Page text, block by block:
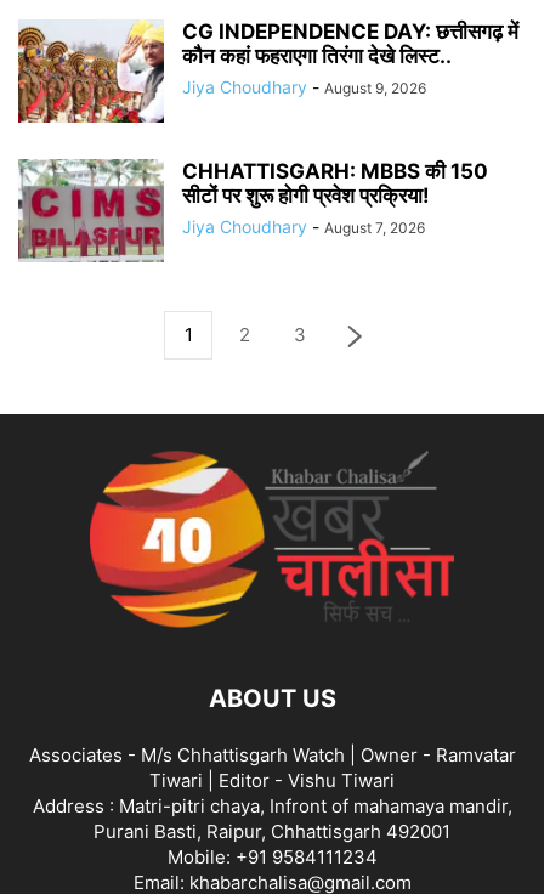
CG INDEPENDENCE DAY: छत्तीसगढ़ में
कौन कहां फहराएगा तिरंगा देखे लिस्ट..
Jiya Choudhary - August 9, 2026
CHHATTISGARH: MBBS की 150
सीटों पर शुरू होगी प्रवेश प्रक्रिया!
Jiya Choudhary - August 7, 2026
1 2 3
ABOUT US
Associates - M/s Chhattisgarh Watch | Owner - Ramvatar
Tiwari | Editor - Vishu Tiwari
Address : Matri-pitri chaya, Infront of mahamaya mandir,
Purani Basti, Raipur, Chhattisgarh 492001
Mobile: +91 9584111234
Email: khabarchalisa@gmail.com